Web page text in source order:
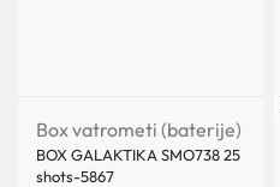
Box vatrometi (baterije)
BOX GALAKTIKA SMO738 25
shots-5867